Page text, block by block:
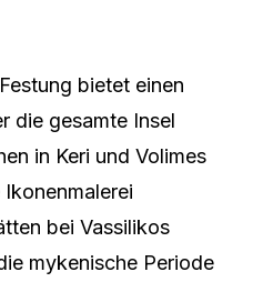
bietet einen
die gesamte Insel
in Keri und Volimes
bei Vassilikos
mykenische Periode